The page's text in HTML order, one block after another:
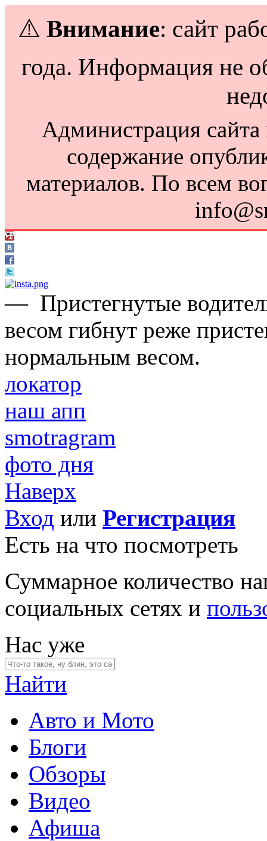
⚠️ Внимание: сайт
года. Информация не
Администрация сайта
содержание
материалов. По всем
— Пристегнутые
весом гибнут реже
нормальным весом.
локатор
наш апп
smotragram
фото дня
Наверх
Вход или Регистрация
Есть на что посмотреть
Суммарное количество
социальных сетях и
Нас уже
Найти
Авто и Мото
Блоги
Обзоры
Видео
Афиша